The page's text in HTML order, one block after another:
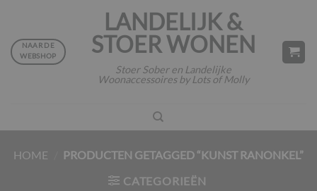
inhoud
LANDELIJK &
STOER WONEN
Stoer Sober en Landelijke
Woonaccessoires by Lots of Molly
NAAR DE
WEBSHOP
HOME
PRODUCTEN GETAGGED “KUNST RANONKEL”
CATEGORIEËN